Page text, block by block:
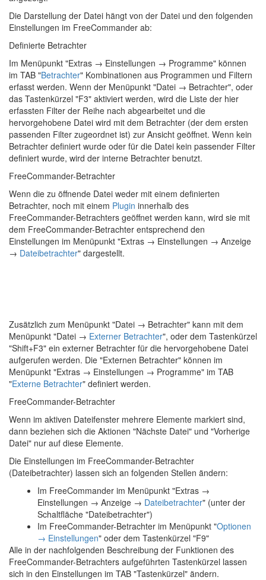
Die Darstellung der Datei hängt von der Datei und den folgenden
Einstellungen im FreeCommander ab:
Definierte Betrachter
Im Menüpunkt "Extras → Einstellungen → Programme" können
im TAB "Betrachter" Kombinationen aus Programmen und Filtern
erfasst werden. Wenn der Menüpunkt "Datei → Betrachter", oder
das Tastenkürzel "F3" aktiviert werden, wird die Liste der hier
erfassten Filter der Reihe nach abgearbeitet und die
hervorgehobene Datei wird mit dem Betrachter (der dem ersten
passenden Filter zugeordnet ist) zur Ansicht geöffnet. Wenn kein
Betrachter definiert wurde oder für die Datei kein passender Filter
definiert wurde, wird der interne Betrachter benutzt.
FreeCommander-Betrachter
Wenn die zu öffnende Datei weder mit einem definierten
Betrachter, noch mit einem Plugin innerhalb des
FreeCommander-Betrachters geöffnet werden kann, wird sie mit
dem FreeCommander-Betrachter entsprechend den
Einstellungen im Menüpunkt "Extras → Einstellungen → Anzeige
→ Dateibetrachter" dargestellt.
Zusätzlich zum Menüpunkt "Datei → Betrachter" kann mit dem
Menüpunkt "Datei → Externer Betrachter", oder dem Tastenkürzel
"Shift+F3" ein externer Betrachter für die hervorgehobene Datei
aufgerufen werden. Die "Externen Betrachter" können im
Menüpunkt "Extras → Einstellungen → Programme" im TAB
"Externe Betrachter" definiert werden.
FreeCommander-Betrachter
Wenn im aktiven Dateifenster mehrere Elemente markiert sind,
dann beziehen sich die Aktionen "Nächste Datei" und "Vorherige
Datei" nur auf diese Elemente.
Die Einstellungen im FreeCommander-Betrachter
(Dateibetrachter) lassen sich an folgenden Stellen ändern:
Im FreeCommander im Menüpunkt "Extras →
Einstellungen → Anzeige → Dateibetrachter" (unter der
Schaltfläche "Dateibetrachter")
Im FreeCommander-Betrachter im Menüpunkt "Optionen
→ Einstellungen" oder dem Tastenkürzel "F9"
Alle in der nachfolgenden Beschreibung der Funktionen des
FreeCommander-Betrachters aufgeführten Tastenkürzel lassen
sich in den Einstellungen im TAB "Tastenkürzel" ändern.